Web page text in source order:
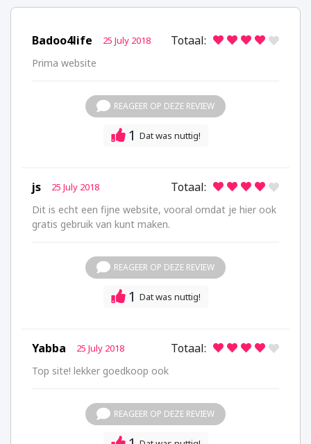
Badoo4life 25 July 2018 Totaal:
Prima website
REAGEER OP DEZE REVIEW
1 Dat was nuttig!
js 25 July 2018 Totaal:
Dit is echt een fijne website, vooral omdat je hier ook
gratis gebruik van kunt maken.
REAGEER OP DEZE REVIEW
1 Dat was nuttig!
Yabba 25 July 2018 Totaal:
Top site! lekker goedkoop ook
REAGEER OP DEZE REVIEW